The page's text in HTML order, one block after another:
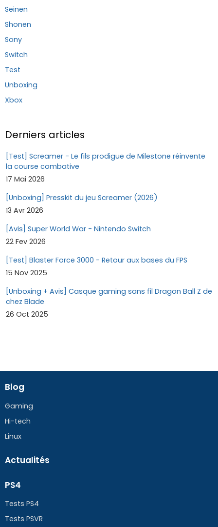
Seinen
Shonen
Sony
Switch
Test
Unboxing
Xbox
Derniers articles
[Test] Screamer - Le fils prodigue de Milestone réinvente
la course combative
17 Mai 2026
[Unboxing] Presskit du jeu Screamer (2026)
13 Avr 2026
[Avis] Super World War - Nintendo Switch
22 Fev 2026
[Test] Blaster Force 3000 - Retour aux bases du FPS
15 Nov 2025
[Unboxing + Avis] Casque gaming sans fil Dragon Ball Z de
chez Blade
26 Oct 2025
Blog
Gaming
Hi-tech
Linux
Actualités
PS4
Tests PS4
Tests PSVR